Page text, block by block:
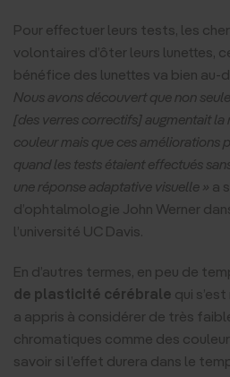
Pour effectuer leurs tests, les
volontaires d’ôter leurs lunettes,
bénéfice des lunettes va bien au-
Nous avons découvert que non
[des verres correctifs] augmentait
couleur mais que ces améliorations
quand les tests étaient effectués
une réponse adaptative visuelle » a
d’ophtalmologie John Werner
l’université UC Davis.
En d’autres termes, en peu de
de plasticité cérébrale qui
a appris à considérer de très
chromatiques comme des
savoir si l’effet durera dans le